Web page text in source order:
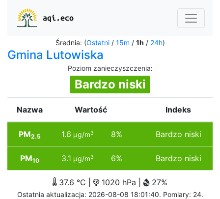
aqi.eco
Średnia: (Ostatni/ 15m / 1h / 24h)
Gmina Lutowiska
Poziom zanieczyszczenia:
Bardzo niski
Nazwa Wartość Indeks
PM2.5 1.6 µg/m3 8% Bardzo niski
PM10 3.1 µg/m3 6% Bardzo niski
37.6 °C | 1020 hPa | 27%
Ostatnia aktualizacja: 2026-08-08 18:01:40. Pomiary: 24.